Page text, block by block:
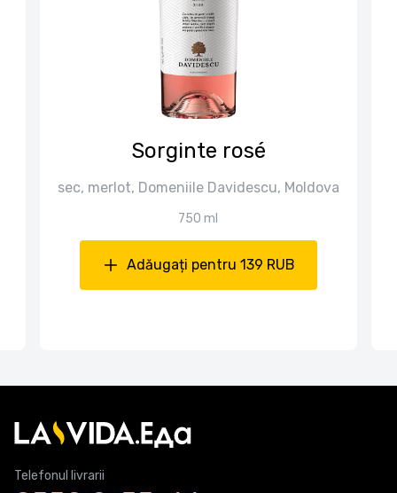
Sorginte rosé
sec, merlot, Domeniile Davidescu, Moldova
750 ml
Adăugați pentru 139 RUB
Telefonul livrarii